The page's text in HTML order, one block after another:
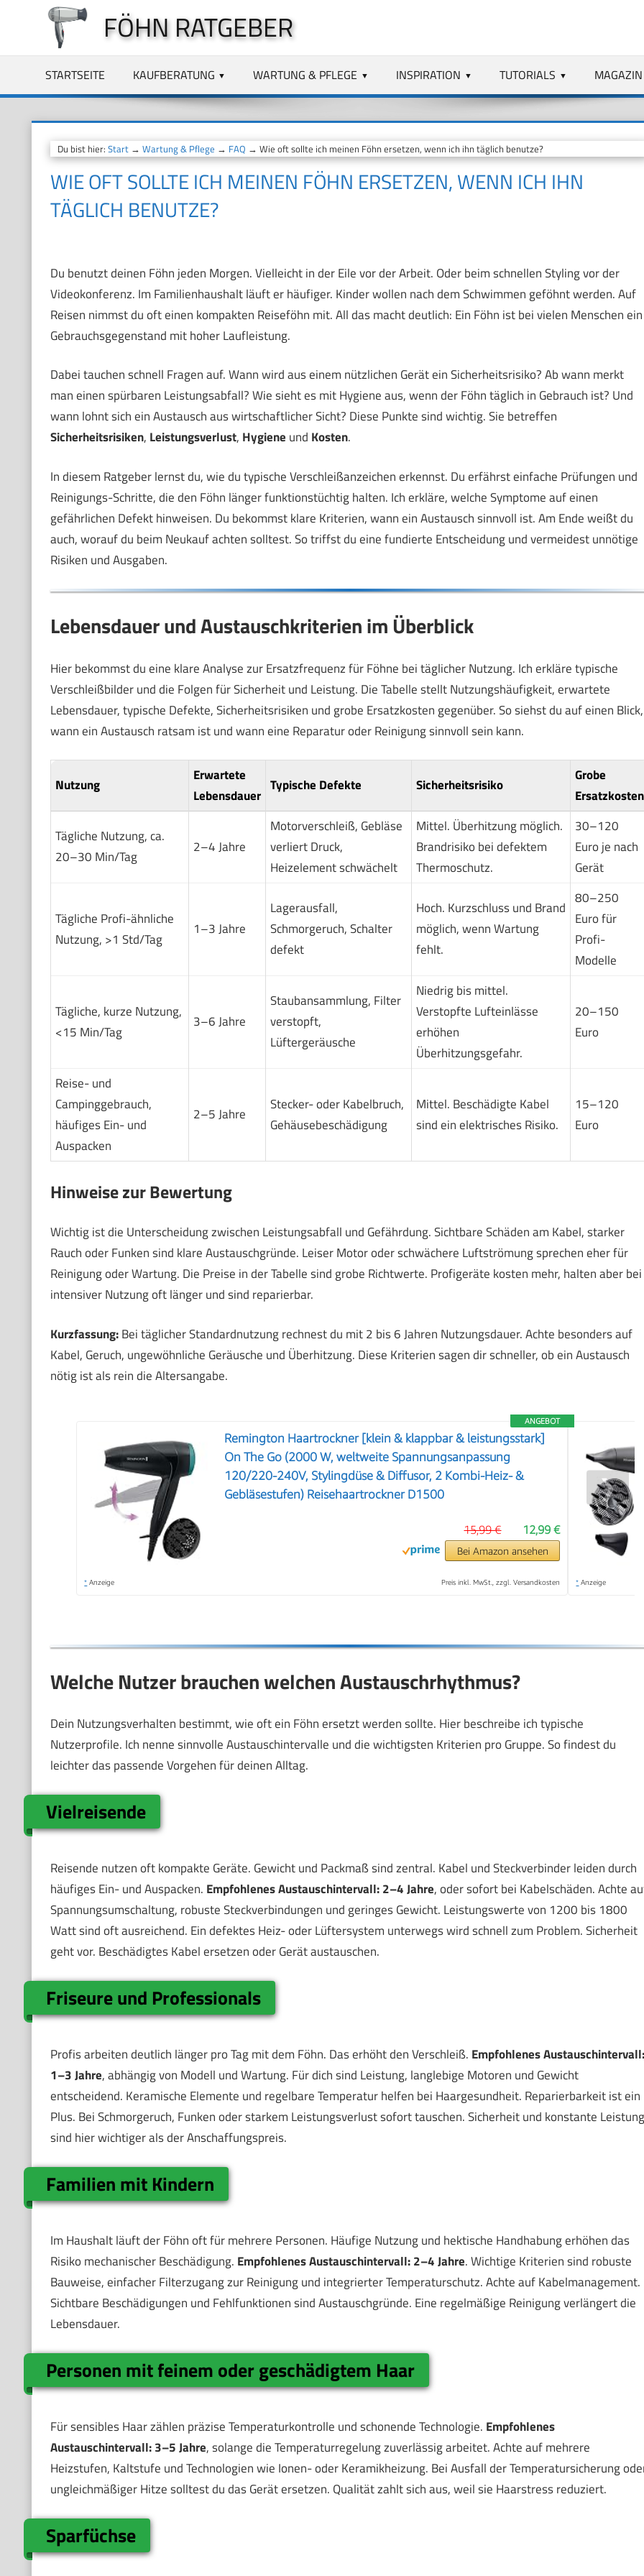
springen
FÖHN RATGEBER
STARTSEITE KAUFBERATUNG WARTUNG & PFLEGE INSPIRATION TUTORIALS MAGAZIN
Du bist hier: Start→ Wartung & Pflege → FAQ → Wie oft sollte ich meinen Föhn ersetzen, wenn ich ihn täglich benutze?
WIE OFT SOLLTE ICH MEINEN FÖHN ERSETZEN, WENN ICH IHN
TÄGLICH BENUTZE?
Du benutzt deinen Föhn jeden Morgen. Vielleicht in der Eile vor der Arbeit. Oder beim schnellen Styling vor der
Videokonferenz. Im Familienhaushalt läuft er häufiger. Kinder wollen nach dem Schwimmen geföhnt werden. Auf
Reisen nimmst du oft einen kompakten Reiseföhn mit. All das macht deutlich: Ein Föhn ist bei vielen Menschen ein
Gebrauchsgegenstand mit hoher Laufleistung.
Dabei tauchen schnell Fragen auf. Wann wird aus einem nützlichen Gerät ein Sicherheitsrisiko? Ab wann merkt
man einen spürbaren Leistungsabfall? Wie sieht es mit Hygiene aus, wenn der Föhn täglich in Gebrauch ist? Und
wann lohnt sich ein Austausch aus wirtschaftlicher Sicht? Diese Punkte sind wichtig. Sie betreffen
Sicherheitsrisiken, Leistungsverlust, Hygiene und Kosten.
In diesem Ratgeber lernst du, wie du typische Verschleißanzeichen erkennst. Du erfährst einfache Prüfungen und
Reinigungs-Schritte, die den Föhn länger funktionstüchtig halten. Ich erkläre, welche Symptome auf einen
gefährlichen Defekt hinweisen. Du bekommst klare Kriterien, wann ein Austausch sinnvoll ist. Am Ende weißt du
auch, worauf du beim Neukauf achten solltest. So triffst du eine fundierte Entscheidung und vermeidest unnötige
Risiken und Ausgaben.
Lebensdauer und Austauschkriterien im Überblick
Hier bekommst du eine klare Analyse zur Ersatzfrequenz für Föhne bei täglicher Nutzung. Ich erkläre typische
Verschleißbilder und die Folgen für Sicherheit und Leistung. Die Tabelle stellt Nutzungshäufigkeit, erwartete
Lebensdauer, typische Defekte, Sicherheitsrisiken und grobe Ersatzkosten gegenüber. So siehst du auf einen Blick,
wann ein Austausch ratsam ist und wann eine Reparatur oder Reinigung sinnvoll sein kann.
Nutzung
Erwartete
Lebensdauer
Typische Defekte Sicherheitsrisiko
Grobe
Ersatzkosten
Tägliche Nutzung, ca.
20–30 Min/Tag
2–4 Jahre
Motorverschleiß, Gebläse
verliert Druck,
Heizelement schwächelt
Mittel. Überhitzung möglich.
Brandrisiko bei defektem
Thermoschutz.
30–120
Euro je nach
Gerät
Tägliche Profi-ähnliche
Nutzung, >1 Std/Tag
1–3 Jahre
Lagerausfall,
Schmorgeruch, Schalter
defekt
Hoch. Kurzschluss und Brand
möglich, wenn Wartung
fehlt.
80–250
Euro für
Profi-
Modelle
Tägliche, kurze Nutzung,
<15 Min/Tag
3–6 Jahre
Staubansammlung, Filter
verstopft,
Lüftergeräusche
Niedrig bis mittel.
Verstopfte Lufteinlässe
erhöhen
Überhitzungsgefahr.
20–150
Euro
Reise- und
Campinggebrauch,
häufiges Ein- und
Auspacken
2–5 Jahre
Stecker- oder Kabelbruch,
Gehäusebeschädigung
Mittel. Beschädigte Kabel
sind ein elektrisches Risiko.
15–120
Euro
Hinweise zur Bewertung
Wichtig ist die Unterscheidung zwischen Leistungsabfall und Gefährdung. Sichtbare Schäden am Kabel, starker
Rauch oder Funken sind klare Austauschgründe. Leiser Motor oder schwächere Luftströmung sprechen eher für
Reinigung oder Wartung. Die Preise in der Tabelle sind grobe Richtwerte. Profigeräte kosten mehr, halten aber bei
intensiver Nutzung oft länger und sind reparierbar.
Kurzfassung:Bei täglicher Standardnutzung rechnest du mit 2 bis 6 Jahren Nutzungsdauer. Achte besonders auf
Kabel, Geruch, ungewöhnliche Geräusche und Überhitzung. Diese Kriterien sagen dir schneller, ob ein Austausch
nötig ist als rein die Altersangabe.
ANGEBOT
Remington Haartrockner [klein & klappbar & leistungsstark]
On The Go (2000 W, weltweite Spannungsanpassung
120/220-240V, Stylingdüse & Diffusor, 2 Kombi-Heiz- &
Gebläsestufen) Reisehaartrockner D1500
12,99 €
15,99 €
Bei Amazon ansehen
* Anzeige Preis inkl. MwSt., zzgl. Versandkosten * Anzeige
❯
Welche Nutzer brauchen welchen Austauschrhythmus?
Dein Nutzungsverhalten bestimmt, wie oft ein Föhn ersetzt werden sollte. Hier beschreibe ich typische
Nutzerprofile. Ich nenne sinnvolle Austauschintervalle und die wichtigsten Kriterien pro Gruppe. So findest du
leichter das passende Vorgehen für deinen Alltag.
Vielreisende
Reisende nutzen oft kompakte Geräte. Gewicht und Packmaß sind zentral. Kabel und Steckverbinder leiden durch
häufiges Ein- und Auspacken. Empfohlenes Austauschintervall: 2–4 Jahre, oder sofort bei Kabelschäden. Achte
Spannungsumschaltung, robuste Steckverbindungen und geringes Gewicht. Leistungswerte von 1200 bis 1800
Watt sind oft ausreichend. Ein defektes Heiz- oder Lüftersystem unterwegs wird schnell zum Problem. Sicherheit
geht vor. Beschädigtes Kabel ersetzen oder Gerät austauschen.
Friseure und Professionals
Profis arbeiten deutlich länger pro Tag mit dem Föhn. Das erhöht den Verschleiß. Empfohlenes Austauschintervall:
1–3 Jahre, abhängig von Modell und Wartung. Für dich sind Leistung, langlebige Motoren und Gewicht
entscheidend. Keramische Elemente und regelbare Temperatur helfen bei Haargesundheit. Reparierbarkeit ist ein
Plus. Bei Schmorgeruch, Funken oder starkem Leistungsverlust sofort tauschen. Sicherheit und konstante Leistung
sind hier wichtiger als der Anschaffungspreis.
Familien mit Kindern
Im Haushalt läuft der Föhn oft für mehrere Personen. Häufige Nutzung und hektische Handhabung erhöhen das
Risiko mechanischer Beschädigung. Empfohlenes Austauschintervall: 2–4 Jahre. Wichtige Kriterien sind robuste
Bauweise, einfacher Filterzugang zur Reinigung und integrierter Temperaturschutz. Achte auf Kabelmanagement.
Sichtbare Beschädigungen und Fehlfunktionen sind Austauschgründe. Eine regelmäßige Reinigung verlängert die
Lebensdauer.
Personen mit feinem oder geschädigtem Haar
Für sensibles Haar zählen präzise Temperaturkontrolle und schonende Technologie. Empfohlenes
Austauschintervall: 3–5 Jahre, solange die Temperaturregelung zuverlässig arbeitet. Achte auf mehrere
Heizstufen, Kaltstufe und Technologien wie Ionen- oder Keramikheizung. Bei Ausfall der Temperatursicherung
ungleichmäßiger Hitze solltest du das Gerät ersetzen. Qualität zahlt sich aus, weil sie Haarstress reduziert.
Sparfüchse